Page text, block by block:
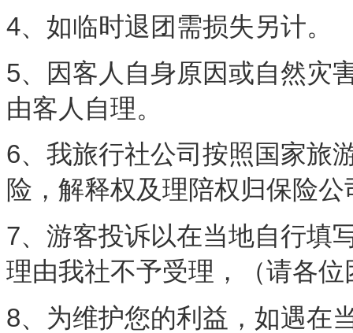
4、如临时退团需损失另计。
5、因客人自身原因或自然灾
由客人自理。
6、我旅行社公司按照国家旅
险，解释权及理陪权归保险公
7、游客投诉以在当地自行填
理由我社不予受理，（请各
8、为维护您的利益，如遇在